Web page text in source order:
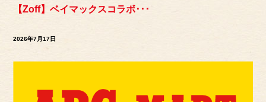
【Zoff】ベイマックスコラボ･･･
2026年7月17日